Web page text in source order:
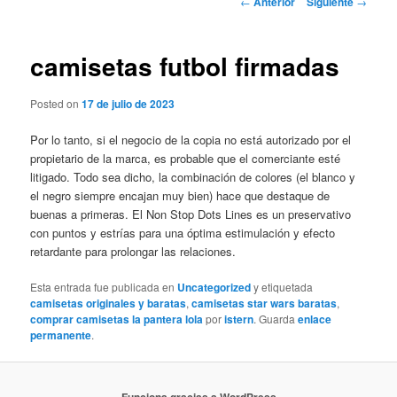
camisetas futbol firmadas
Posted on17 de julio de 2023
Por lo tanto, si el negocio de la copia no está autorizado por el
propietario de la marca, es probable que el comerciante esté
litigado. Todo sea dicho, la combinación de colores (el blanco y
el negro siempre encajan muy bien) hace que destaque de
buenas a primeras. El Non Stop Dots Lines es un preservativo
con puntos y estrías para una óptima estimulación y efecto
retardante para prolongar las relaciones.
Esta entrada fue publicada en Uncategorizedy etiquetada
camisetas originales y baratas,camisetas star wars baratas,
comprar camisetas la pantera lolaporistern. Guardaenlace
permanente.